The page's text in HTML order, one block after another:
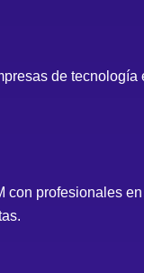
de
con profesionales